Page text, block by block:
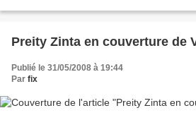
Preity Zinta en couverture de
Publié le 31/05/2008 à 19:44
Par fix